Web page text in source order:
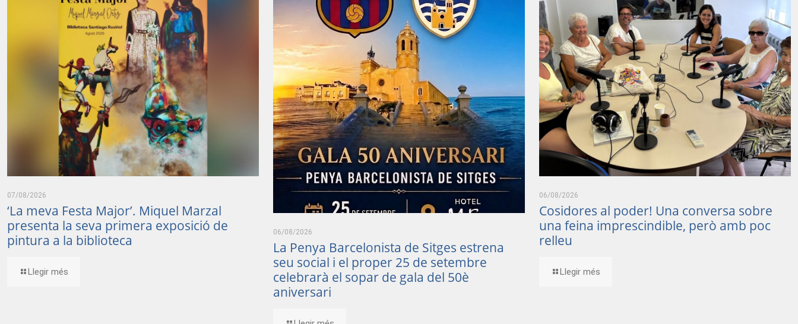
07/08/2026
‘La meva Festa Major’. Miquel Marzal
presenta la seva primera exposició de
pintura a la biblioteca
Llegir més
06/08/2026
La Penya Barcelonista de Sitges estrena
seu social i el proper 25 de setembre
celebrarà el sopar de gala del 50è
aniversari
06/08/2026
Cosidores al poder! Una conversa sobre
una feina imprescindible, però amb poc
relleu
Llegir més